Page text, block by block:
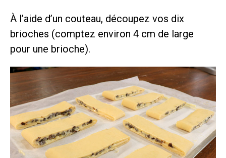
À l’aide d’un couteau, découpez vos dix
brioches (comptez environ 4 cm de large
pour une brioche).